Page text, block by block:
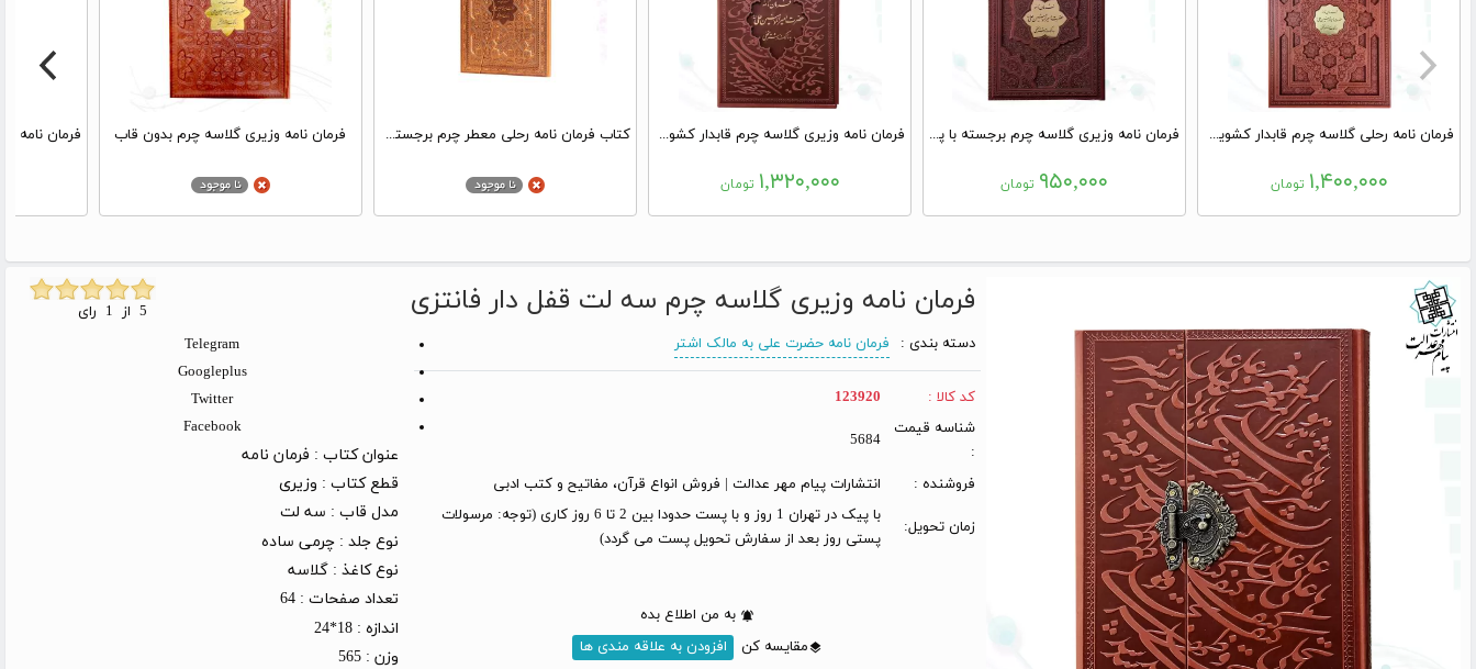
فرمان نامه رحلی گلاسه چرم قابدار کشویی برشی با پلاک
۱,۴۰۰,۰۰۰ تومان
فرمان نامه وزیری گلاسه چرم برجسته با پلاک وسط
۹۵۰,۰۰۰ تومان
فرمان نامه وزیری گلاسه چرم قابدار کشویی برشی
۱,۳۲۰,۰۰۰ تومان
کتاب فرمان نامه رحلی معطر چرم برجسته سه لت فرمان نامه وزیری گلاسه چرم بدون قاب
فرمان نامه وزیری گلاسه چرم سه لت قفل دار فانتزی
دسته بندی :
فرمان نامه حضرت علی به مالک اشتر
کد کالا :
123920
شناسه قیمت
:
5684
فروشنده : انتشارات پیام مهر عدالت | فروش انواع قرآن، مفاتیح و کتب ادبی
زمان تحویل:
با پیک در تهران 1 روز و با پست حدودا بین 2 تا 6 روز کاری (توجه: مرسولات
پستی روز بعد از سفارش تحویل پست می گردد)
به من اطلاع بده
مقایسه کن
افزودن به علاقه مندی ها
Telegram
Googleplus
Twitter
Facebook
عنوان کتاب : فرمان نامه
قطع کتاب : وزیری
مدل قاب : سه لت
نوع جلد :چرمی ساده
نوع کاغذ :گلاسه
تعداد صفحات :64
اندازه :18*24
وزن :565